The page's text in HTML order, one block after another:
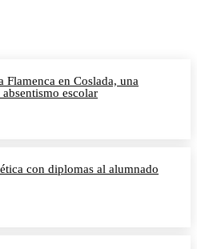
en Coslada, una
escolar
con diplomas al alumnado